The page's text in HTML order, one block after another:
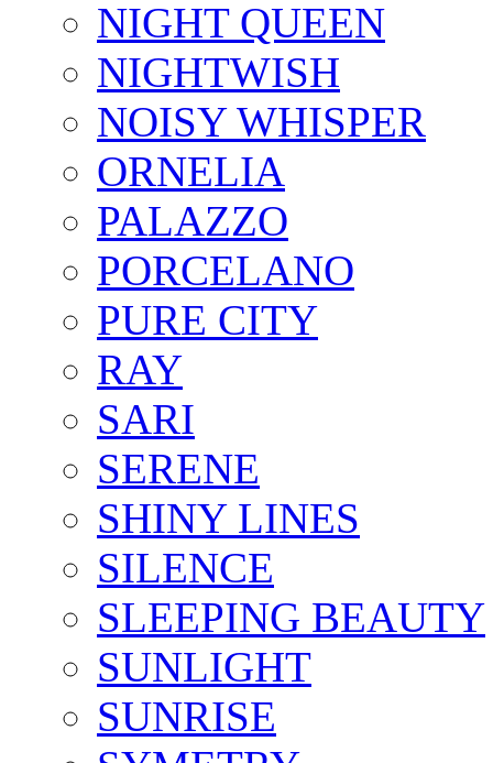
NIGHT QUEEN
NIGHTWISH
NOISY WHISPER
ORNELIA
PALAZZO
PORCELANO
PURE CITY
RAY
SARI
SERENE
SHINY LINES
SILENCE
SLEEPING BEAUTY
SUNLIGHT
SUNRISE